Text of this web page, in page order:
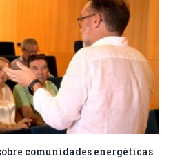
comunidades energéticas